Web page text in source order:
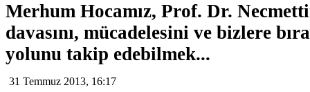
Merhum Hocamız, Prof. Dr.
davasını, mücadelesini ve bizlere
yolunu takip edebilmek...
31 Temmuz 2013, 16:17